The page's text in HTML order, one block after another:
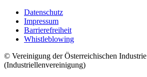
Datenschutz
Impressum
Barrierefreiheit
Whistleblowing
© Vereinigung der Österreichischen Industrie
(Industriellenvereinigung)